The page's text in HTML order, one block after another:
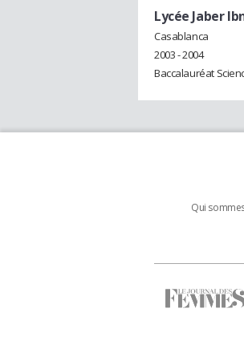
Lycée Jaber
Casablanca
2003 - 2004
Baccalauréat
Qui